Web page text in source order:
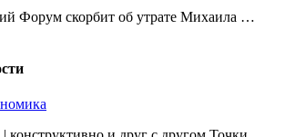
Форум скорбит об утрате Михаила …